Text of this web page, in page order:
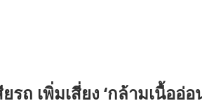
รถ เพิ่มเสี่ยง ‘กล้ามเนื้ออ่อ